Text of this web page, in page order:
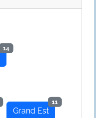
14
Grand Est
11